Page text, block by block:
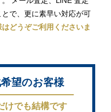
で、更に素早い対応が可
どうぞご利用くださいま
望のお客様
けでも結構です